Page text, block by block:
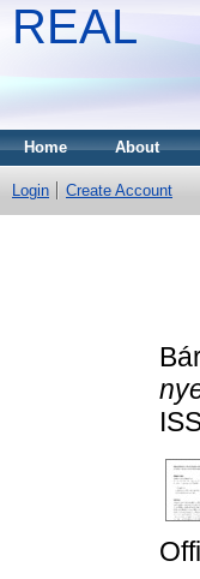
REAL
Home About
Login Create Account